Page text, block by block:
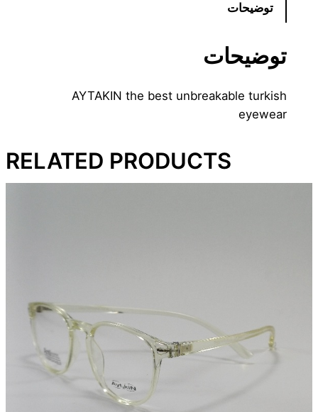
توضیحات
توضیحات
AYTAKIN the best unbreakable turkish
eyewear
RELATED PRODUCTS